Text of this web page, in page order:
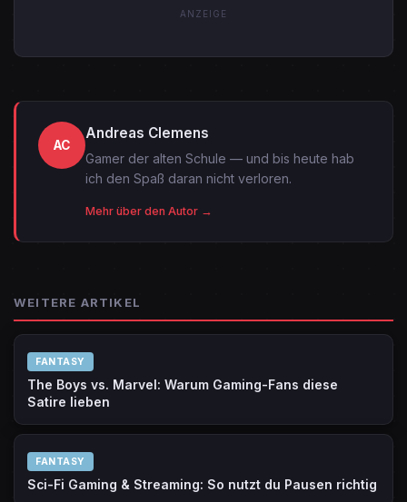
ANZEIGE
AC
Andreas Clemens
Gamer der alten Schule — und bis heute hab
ich den Spaß daran nicht verloren.
Mehr über den Autor →
WEITERE ARTIKEL
FANTASY
The Boys vs. Marvel: Warum Gaming-Fans diese
Satire lieben
FANTASY
Sci-Fi Gaming & Streaming: So nutzt du Pausen richtig